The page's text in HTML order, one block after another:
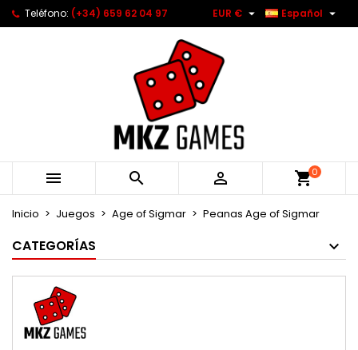
Teléfono: (+34) 659 62 04 97 Español 
EUR € 
   0
Inicio Juegos Age of Sigmar Peanas Age of Sigmar
CATEGORÍAS